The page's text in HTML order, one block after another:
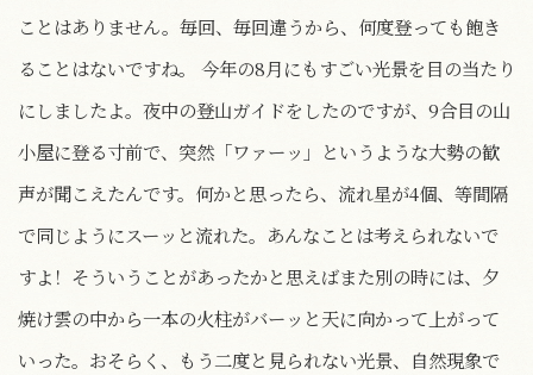
ことはありません。毎回、毎回違うから、何度登っても飽き
ることはないですね。 今年の8月にもすごい光景を目の当たり
にしましたよ。夜中の登山ガイドをしたのですが、9合目の山
小屋に登る寸前で、突然「ワァーッ」というような大勢の歓
声が聞こえたんです。何かと思ったら、流れ星が4個、等間隔
で同じようにスーッと流れた。あんなことは考えられないで
すよ！そういうことがあったかと思えばまた別の時には、夕
焼け雲の中から一本の火柱がバーッと天に向かって上がって
いった。おそらく、もう二度と見られない光景、自然現象で